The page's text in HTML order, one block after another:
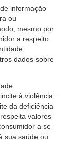
informação
ou
mesmo por
a respeito
dados sobre
à violência,
da deficiência
valores
a se
sua saúde ou